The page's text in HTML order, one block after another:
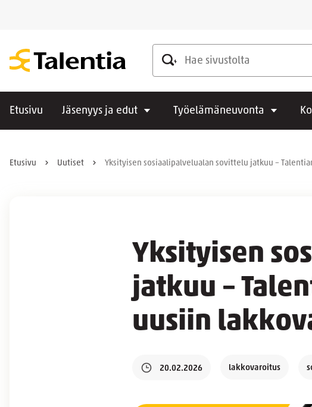
Hae sivustolta
Etusivu Jäsenyys ja edut Työelämäneuvonta
Etusivu Uutiset Yksityisen sosiaalipalvelualan sovittelu jatkuu –
Yksityisen
jatkuu –
uusiin
20.02.2026 lakkovaroitus